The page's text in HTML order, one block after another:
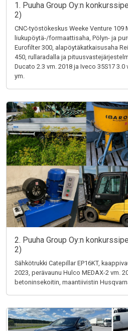
1. Puuha Group Oy:n
2)
CNC-työstökeskus Weeke Venture 109
liukupöytä-/formaattisaha, Pölyn- ja
Eurofilter 300, alapöytäkatkaisusaha
450, rullaradalla ja
Ducato 2.3 vm. 2018 ja Iveco 35S17
ym.
2. Puuha Group Oy:n
2)
Sähkötrukki Catepillar EP16KT,
2023, perävaunu Hulco MEDAX-2 vm.
betoninsekoitin, maantiivistin